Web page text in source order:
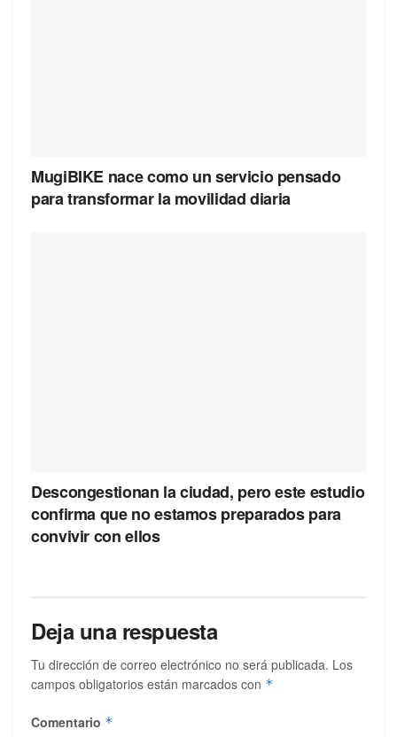
MugiBIKE nace como un servicio pensado
para transformar la movilidad diaria
Descongestionan la ciudad, pero este estudio
confirma que no estamos preparados para
convivir con ellos
Deja una respuesta
Tu dirección de correo electrónico no será publicada. Los
campos obligatorios están marcados con *
Comentario *